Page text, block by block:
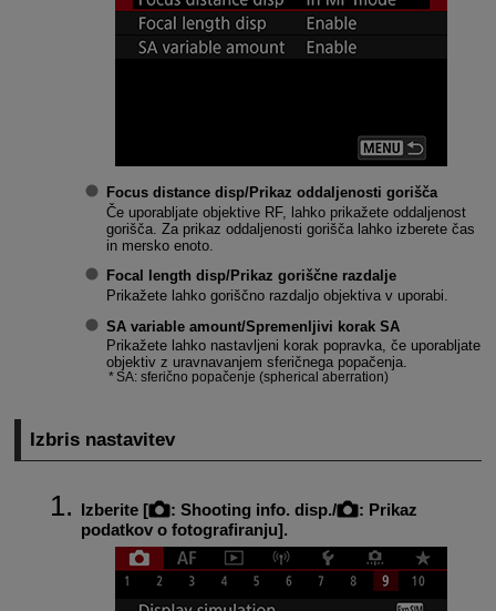
Focus distance disp/Prikaz oddaljenosti gorišča
Če uporabljate objektive RF, lahko prikažete oddaljenost
gorišča. Za prikaz oddaljenosti gorišča lahko izberete čas
in mersko enoto.
Focal length disp/Prikaz goriščne razdalje
Prikažete lahko goriščno razdaljo objektiva v uporabi.
SA variable amount/Spremenljivi korak SA
Prikažete lahko nastavljeni korak popravka, če uporabljate
objektiv z uravnavanjem sferičnega popačenja.
SA: sferično popačenje (spherical aberration)
Izbris nastavitev
Izberite [ : Shooting info. disp./ : Prikaz
podatkov o fotografiranju].